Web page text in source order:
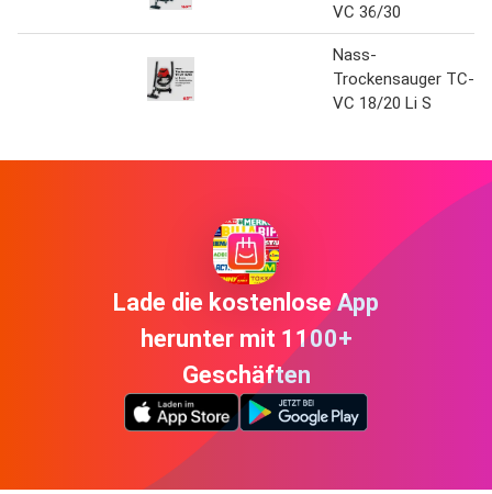
VC 36/30
Nass-
Trockensauger TC-
VC 18/20 Li S
Lade die kostenlose App
herunter mit 1100+
Geschäften